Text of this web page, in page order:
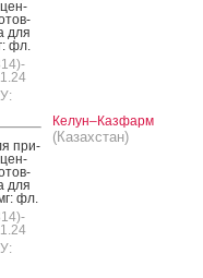
для
фл.
при­
для
фл.
Келун–Казфарм
(Казахстан)